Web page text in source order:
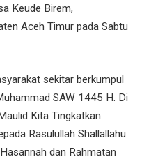
Keude Birem,
Aceh Timur pada Sabtu
sekitar berkumpul
SAW 1445 H. Di
Kita Tingkatkan
Rasulullah Shallallahu
dan Rahmatan